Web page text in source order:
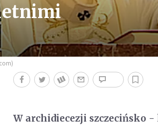
W archidiecezji szczecińsko